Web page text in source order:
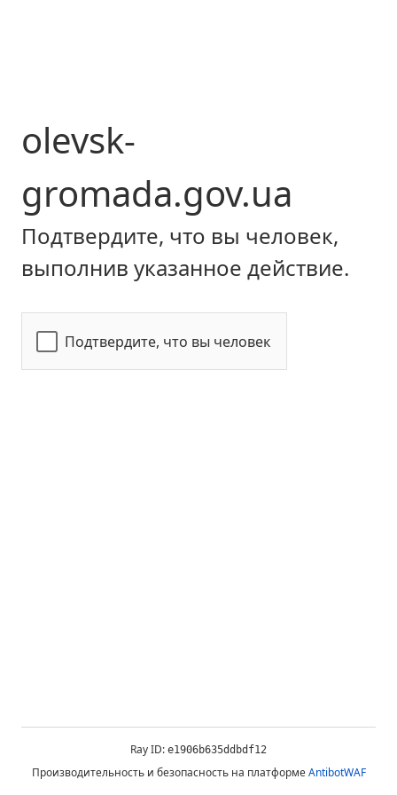
olevsk-
gromada.gov.ua
Подтвердите, что вы человек,
выполнив указанное действие.
Подтвердите, что вы человек
Ray ID: e1906b635ddbdf12
Производительность и безопасность на платформеAntibotWAF